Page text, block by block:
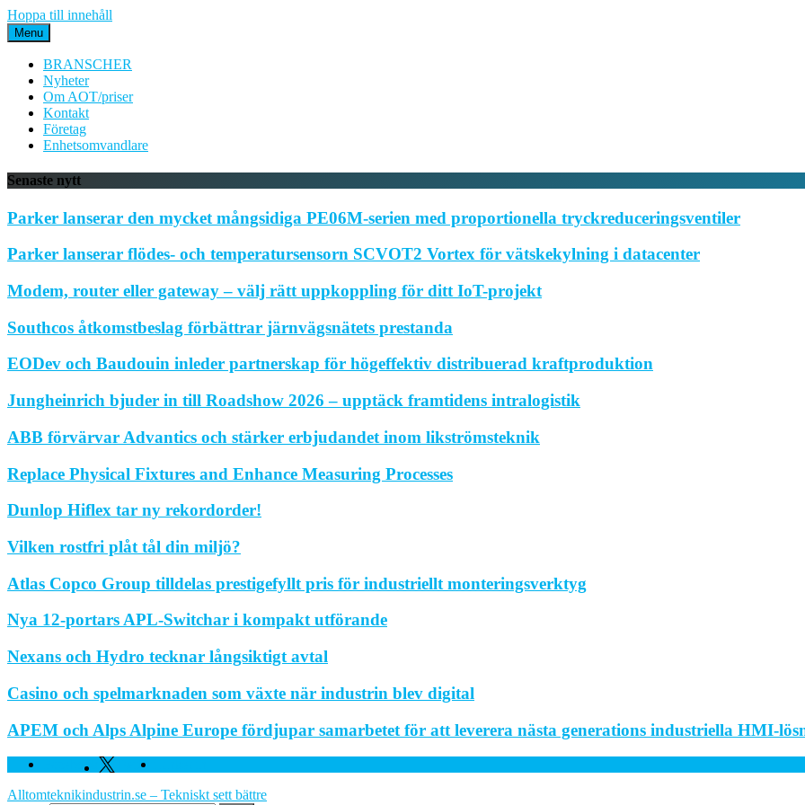
Hoppa till innehåll
Menu
BRANSCHER
Nyheter
Om AOT/priser
Kontakt
Företag
Enhetsomvandlare
Senaste nytt
Parker lanserar den mycket mångsidiga PE06M-serien med proportionella tryckreduceringsventiler
Parker lanserar flödes- och temperatursensorn SCVOT2 Vortex för vätskekylning i datacenter
Modem, router eller gateway – välj rätt uppkoppling för ditt IoT-projekt
Southcos åtkomstbeslag förbättrar järnvägsnätets prestanda
EODev och Baudouin inleder partnerskap för högeffektiv distribuerad kraftproduktion
Jungheinrich bjuder in till Roadshow 2026 – upptäck framtidens intralogistik
ABB förvärvar Advantics och stärker erbjudandet inom likströmsteknik
Replace Physical Fixtures and Enhance Measuring Processes
Dunlop Hiflex tar ny rekordorder!
Vilken rostfri plåt tål din miljö?
Atlas Copco Group tilldelas prestigefyllt pris för industriellt monteringsverktyg
Nya 12-portars APL-Switchar i kompakt utförande
Nexans och Hydro tecknar långsiktigt avtal
Casino och spelmarknaden som växte när industrin blev digital
APEM och Alps Alpine Europe fördjupar samarbetet för att leverera nästa generations industriella HMI-
Facebook Twitter
Alltomteknikindustrin.se – Tekniskt sett bättre